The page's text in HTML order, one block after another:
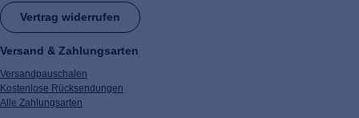
Vertrag widerrufen
Versand & Zahlungsarten
Versandpauschalen
Kostenlose Rücksendungen
Alle Zahlungsarten